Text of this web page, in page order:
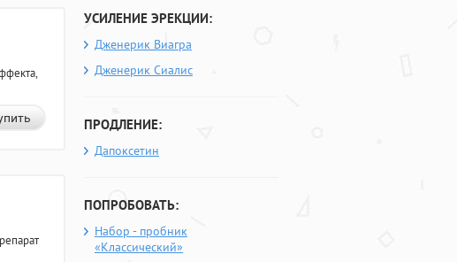
УСИЛЕНИЕ ЭРЕКЦИИ:
Дженерик Виагра
Дженерик Сиалис
ПРОДЛЕНИЕ:
Дапоксетин
ПОПРОБОВАТЬ:
Набор - пробник
«Классический»